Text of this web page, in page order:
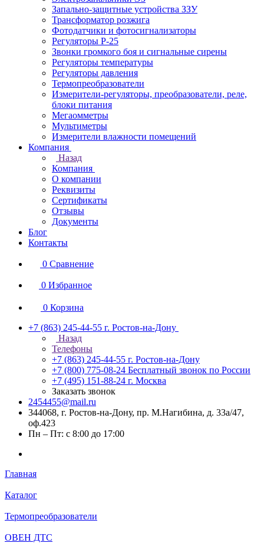
Запально-защитные устройства ЗЗУ
Трансформатор розжига
Фотодатчики и фотосигнализаторы
Регуляторы Р-25
Звонки громкого боя и сигнальные сирены
Регуляторы температуры
Регуляторы давления
Термопреобразователи
Измерители-регуляторы, преобразователи, реле,
блоки питания
Мегаомметры
Мультиметры
Измерители влажности помещений
Компания
Назад
Компания
О компании
Реквизиты
Сертификаты
Отзывы
Документы
Блог
Контакты
0 Сравнение
0 Избранное
0 Корзина
+7 (863) 245-44-55 г. Ростов-на-Дону
Назад
Телефоны
+7 (863) 245-44-55 г. Ростов-на-Дону
+7 (800) 775-08-24 Бесплатный звонок по России
+7 (495) 151-88-24 г. Москва
Заказать звонок
2454455@mail.ru
344068, г. Ростов-на-Дону, пр. М.Нагибина, д. 33а/47,
оф.423
Пн – Пт: с 8:00 до 17:00
Главная
Каталог
Термопреобразователи
ОВЕН ДТС